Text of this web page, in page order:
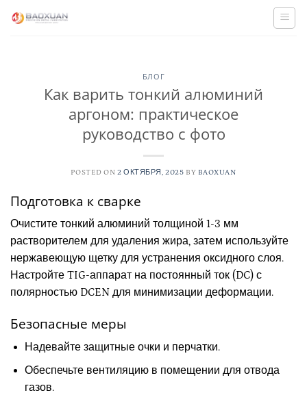
БЛОГ
Как варить тонкий алюминий
аргоном: практическое
руководство с фото
POSTED ON2 ОКТЯБРЯ, 2025 BY BAOXUAN
Подготовка к сварке
Очистите тонкий алюминий толщиной 1-3 мм
растворителем для удаления жира, затем используйте
нержавеющую щетку для устранения оксидного слоя.
Настройте TIG-аппарат на постоянный ток (DC) с
полярностью DCEN для минимизации деформации.
Безопасные меры
Надевайте защитные очки и перчатки.
Обеспечьте вентиляцию в помещении для отвода
газов.